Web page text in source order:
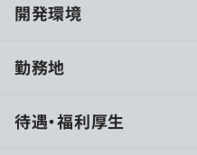
開発環境
行することができるaPaas
勤務地
待遇・福利厚生